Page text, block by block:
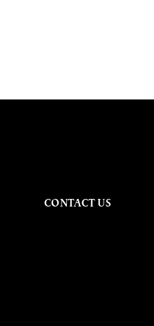
CONTACT US